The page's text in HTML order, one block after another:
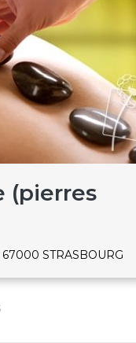
(pierres
STRASBOURG